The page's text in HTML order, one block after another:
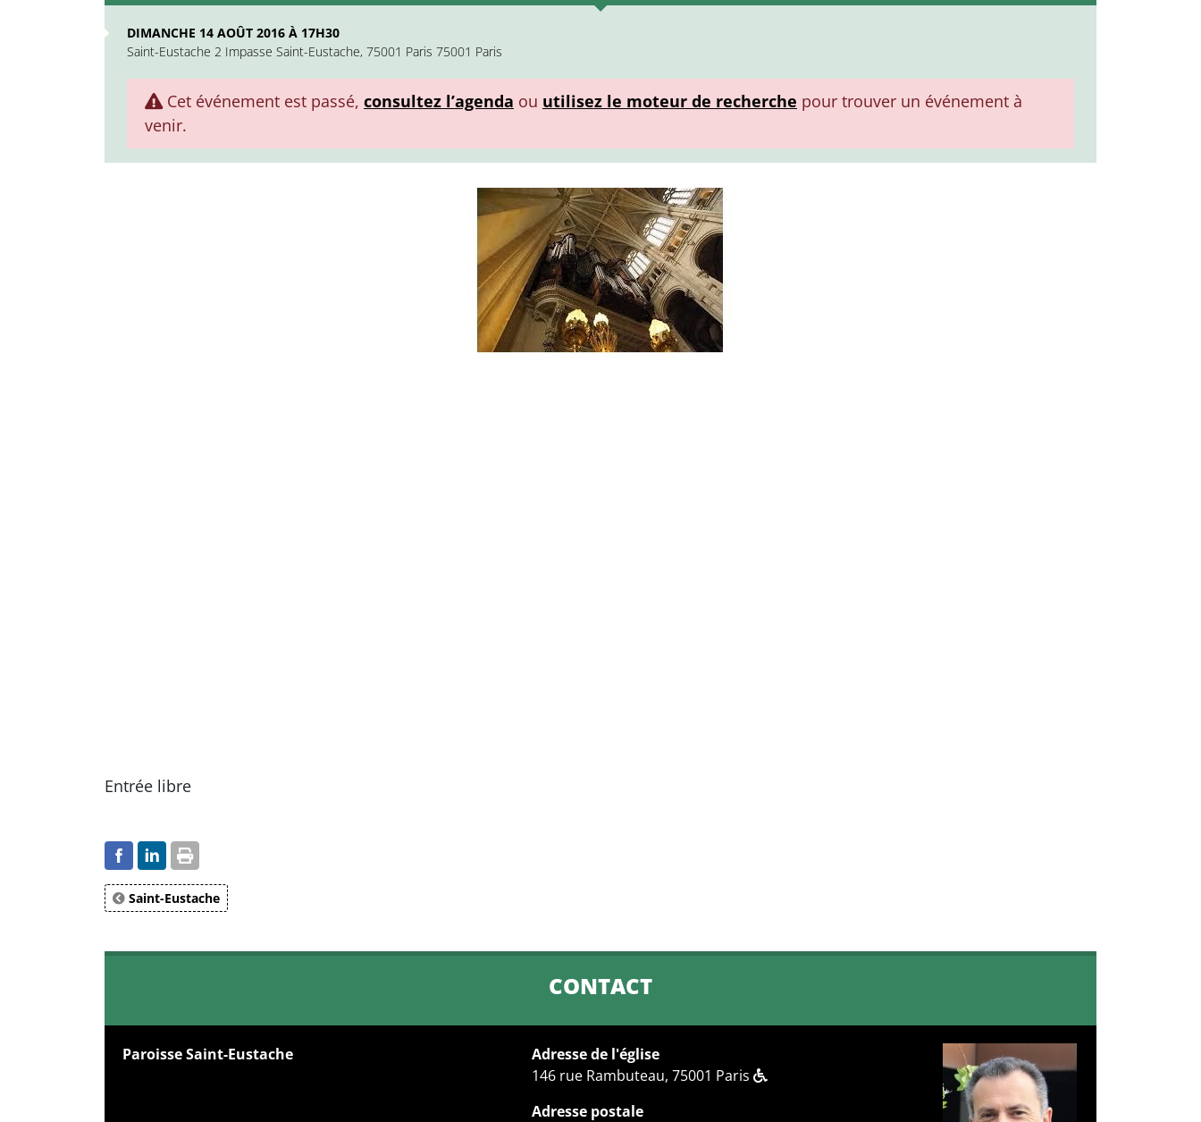
DIMANCHE 14 AOÛT 2016 À 17H30
Saint-Eustache 2 Impasse Saint-Eustache, 75001 Paris 75001 Paris
Cet événement est passé, consultez l’agenda ou utilisez le moteur de recherche pour trouver un événement à
venir.
Entrée libre
Saint-Eustache
CONTACT
Paroisse Saint-Eustache
Adresse de l'église
146 rue Rambuteau, 75001 Paris
Adresse postale